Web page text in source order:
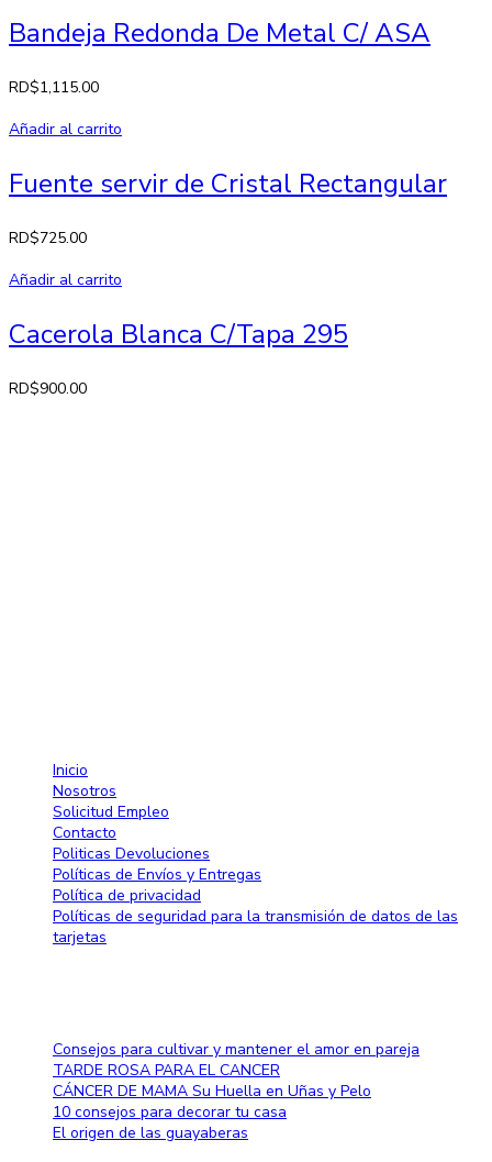
Bandeja Redonda De Metal C/ ASA
RD$1,115.00
Añadir al carrito
Fuente servir de Cristal Rectangular
RD$725.00
Añadir al carrito
Cacerola Blanca C/Tapa 295
RD$900.00
Inicio
Nosotros
Solicitud Empleo
Contacto
Politicas Devoluciones
Políticas de Envíos y Entregas
Política de privacidad
Políticas de seguridad para la transmisión de datos de las
tarjetas
Consejos para cultivar y mantener el amor en pareja
TARDE ROSA PARA EL CANCER
CÁNCER DE MAMA Su Huella en Uñas y Pelo
10 consejos para decorar tu casa
El origen de las guayaberas